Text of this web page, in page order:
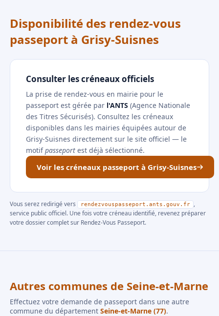
Disponibilité des rendez-vous
passeport à Grisy-Suisnes
Consulter les créneaux officiels
La prise de rendez-vous en mairie pour le
passeport est gérée par l'ANTS (Agence Nationale
des Titres Sécurisés). Consultez les créneaux
disponibles dans les mairies équipées autour de
Grisy-Suisnes directement sur le site officiel — le
motifpasseport est déjà sélectionné.
Voir les créneaux passeport à Grisy-Suisnes
Vous serez redirigé vers rendezvouspasseport.ants.gouv.fr
,
service public officiel. Une fois votre créneau identifié, revenez préparer
votre dossier complet sur Rendez-Vous Passeport.
Autres communes de Seine-et-Marne
Effectuez votre demande de passeport dans une autre
commune du département Seine-et-Marne (77).